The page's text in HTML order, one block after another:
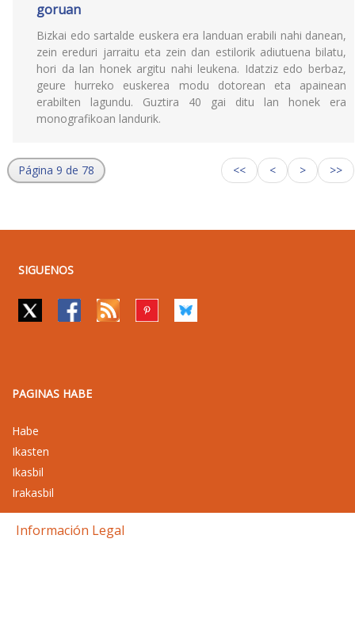
goruan
Bizkai edo sartalde euskera era landuan erabili nahi danean,
zein ereduri jarraitu eta zein dan estilorik adiutuena bilatu,
hori da lan honek argitu nahi leukena. Idatziz edo berbaz,
geure hurreko euskerea modu dotorean eta apainean
erabilten lagundu. Guztira 40 gai ditu lan honek era
monografikoan landurik.
Página 9 de 78 << < > >>
SIGUENOS
PAGINAS HABE
Habe
Ikasten
Ikasbil
Irakasbil
Información Legal